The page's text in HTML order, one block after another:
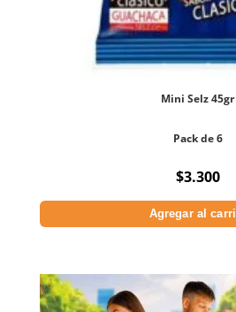
Mini Selz 45gr
Pack de 6
$3.300
Agregar al